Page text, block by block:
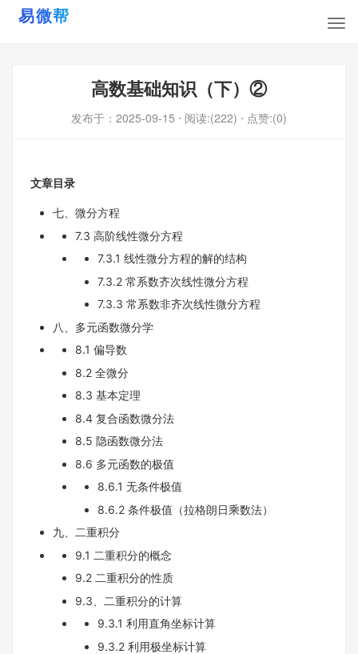
高数基础知识（下）②
发布于： 2025-09-15 ⋅ 阅读:(222) ⋅ 点赞:(0)
文章目录
七、微分方程
7.3 高阶线性微分方程
7.3.1 线性微分方程的解的结构
7.3.2 常系数齐次线性微分方程
7.3.3 常系数非齐次线性微分方程
八、多元函数微分学
8.1 偏导数
8.2 全微分
8.3 基本定理
8.4 复合函数微分法
8.5 隐函数微分法
8.6 多元函数的极值
8.6.1 无条件极值
8.6.2 条件极值（拉格朗日乘数法）
九、二重积分
9.1 二重积分的概念
9.2 二重积分的性质
9.3、二重积分的计算
9.3.1 利用直角坐标计算
9.3.2 利用极坐标计算